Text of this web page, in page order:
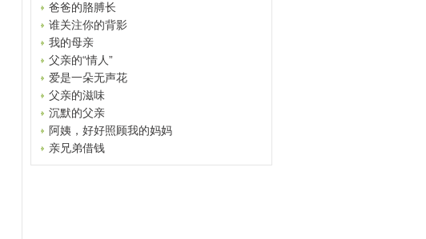
爸爸的胳膊长
谁关注你的背影
我的母亲
父亲的“情人”
爱是一朵无声花
父亲的滋味
沉默的父亲
阿姨，好好照顾我的妈妈
亲兄弟借钱